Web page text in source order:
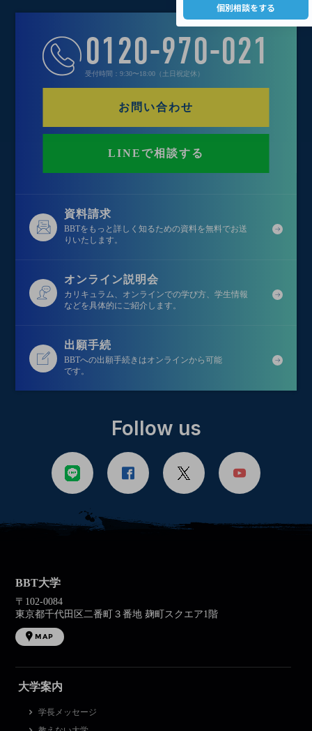
0120-970-021
受付時間：9:30〜18:00（土日祝定休）
お問い合わせ
LINEで相談する
資料請求
BBTをもっと詳しく知るための資料を無料でお送
りいたします。
オンライン説明会
カリキュラム、オンラインでの学び方、学生情報
などを具体的にご紹介します。
出願手続
BBTへの出願手続きはオンラインから可能
です。
Follow us
BBT大学
〒102-0084
東京都千代田区二番町３番地 麹町スクエア1階
MAP
大学案内
学長メッセージ